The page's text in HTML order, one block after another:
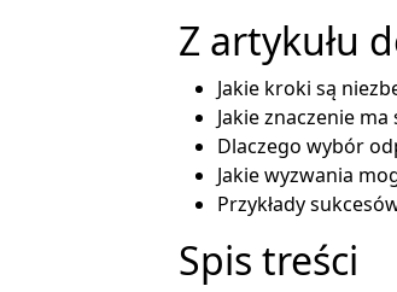
Z artykułu
Jakie kroki są
Jakie znaczenie
Dlaczego wybór
Jakie wyzwania
Przykłady
Spis treści